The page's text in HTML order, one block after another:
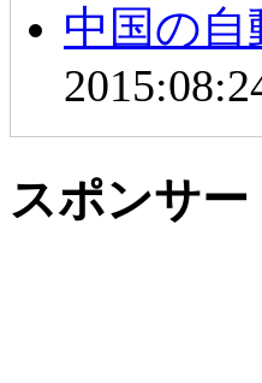
中国の
スポンサー